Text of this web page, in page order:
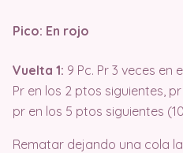
Pico: En rojo
Vuelta 1: 9 Pc. Pr 3 veces en
Pr en los 2 ptos siguientes,
pr en los 5 ptos siguientes
Rematar dejando una cola